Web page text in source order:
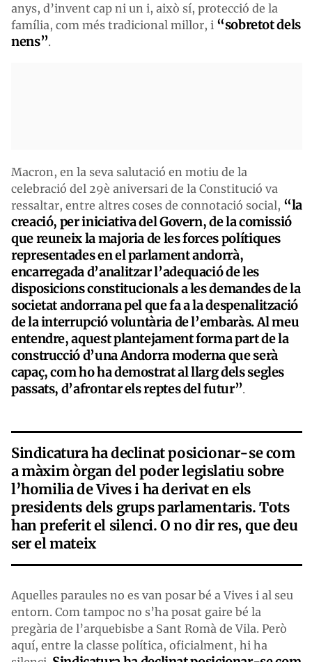
anys, d’invent cap ni un i, això sí, protecció de la
família, com més tradicional millor, i “sobretot dels
nens”.
Macron, en la seva salutació en motiu de la
celebració del 29è aniversari de la Constitució va
ressaltar, entre altres coses de connotació social, “la
creació, per iniciativa del Govern, de la comissió
que reuneix la majoria de les forces polítiques
representades en el parlament andorrà,
encarregada d’analitzar l’adequació de les
disposicions constitucionals a les demandes de la
societat andorrana pel que fa a la despenalització
de la interrupció voluntària de l’embaràs. Al meu
entendre, aquest plantejament forma part de la
construcció d’una Andorra moderna que serà
capaç, com ho ha demostrat al llarg dels segles
passats, d’afrontar els reptes del futur”.
Sindicatura ha declinat posicionar-se com
a màxim òrgan del poder legislatiu sobre
l’homilia de Vives i ha derivat en els
presidents dels grups parlamentaris. Tots
han preferit el silenci. O no dir res, que deu
ser el mateix
Aquelles paraules no es van posar bé a Vives i al seu
entorn. Com tampoc no s’ha posat gaire bé la
pregària de l’arquebisbe a Sant Romà de Vila. Però
aquí, entre la classe política, oficialment, hi ha